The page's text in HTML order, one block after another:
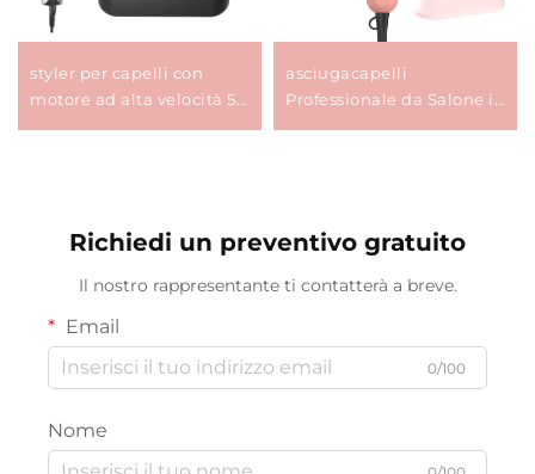
styler per capelli con
motore ad alta velocità 5
asciugacapelli
Professionale da Salone in
Richiedi un preventivo gratuito
Il nostro rappresentante ti contatterà a breve.
Email
0/100
Nome